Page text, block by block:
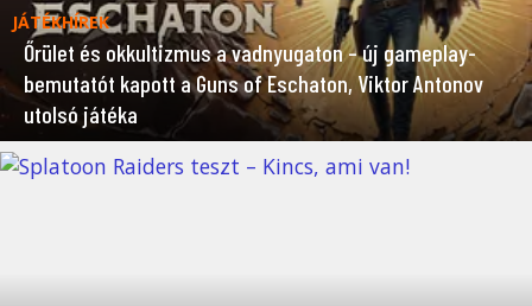
JÁTÉKHÍREK
Őrület és okkultizmus a vadnyugaton – új gameplay-
bemutatót kapott a Guns of Eschaton, Viktor Antonov
utolsó játéka